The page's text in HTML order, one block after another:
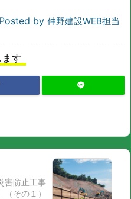
Posted by 仲野建設WEB担当
す
害防止工事
（その１）